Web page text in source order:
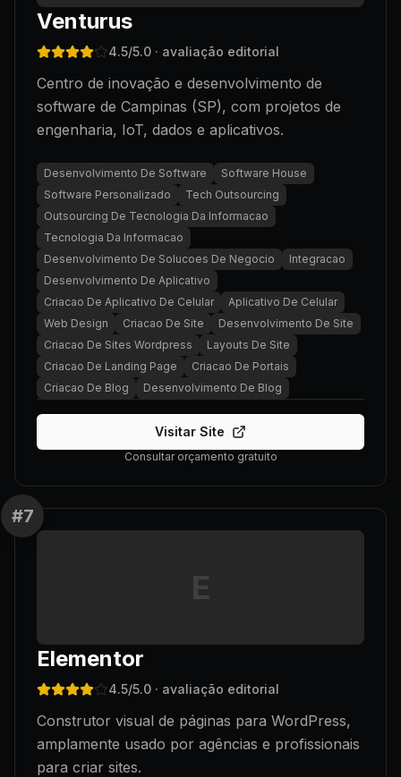
Venturus
4.5/5.0 · avaliação editorial
Centro de inovação e desenvolvimento de
software de Campinas (SP), com projetos de
engenharia, IoT, dados e aplicativos.
Desenvolvimento De Software
Software House
Software Personalizado
Tech Outsourcing
Outsourcing De Tecnologia Da Informacao
Tecnologia Da Informacao
Desenvolvimento De Solucoes De Negocio
Integracao
Desenvolvimento De Aplicativo
Criacao De Aplicativo De Celular
Aplicativo De Celular
Web Design
Criacao De Site
Desenvolvimento De Site
Criacao De Sites Wordpress
Layouts De Site
Criacao De Landing Page
Criacao De Portais
Criacao De Blog
Desenvolvimento De Blog
Visitar Site
Consultar orçamento gratuito
#7
E
Elementor
4.5/5.0 · avaliação editorial
Construtor visual de páginas para WordPress,
amplamente usado por agências e profissionais
para criar sites.